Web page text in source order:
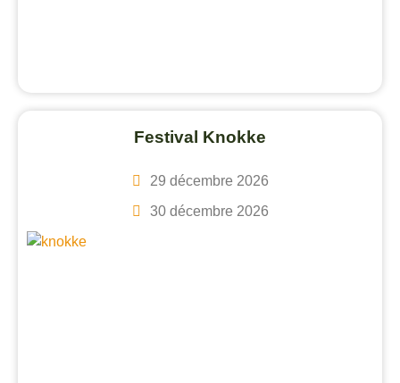
Festival Knokke
29 décembre 2026
30 décembre 2026